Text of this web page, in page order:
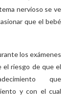
nervioso se ve
que el bebé
los exámenes
el riesgo de que el
que
y con el cual